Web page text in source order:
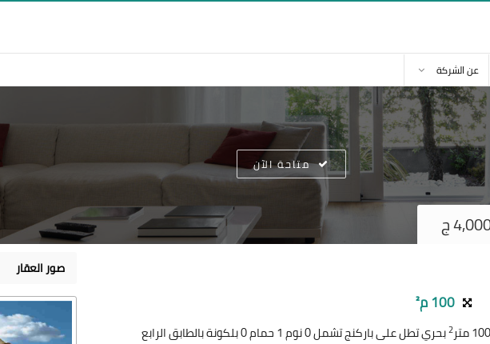
عن الشركة
متاحة الآن
100 م²
2
بحري تطل على باركنج تشمل 0 نوم 1 حمام 0 بلكونة بالطابق الرابع
صور العقار